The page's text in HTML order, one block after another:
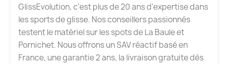
GlissEvolution, c'est plus de 20 ans d'expertise dans
les sports de glisse. Nos conseillers passionnés
testent le matériel sur les spots de La Baule et
Pornichet. Nous offrons un SAV réactif basé en
France, une garantie 2 ans, la livraison gratuite dès